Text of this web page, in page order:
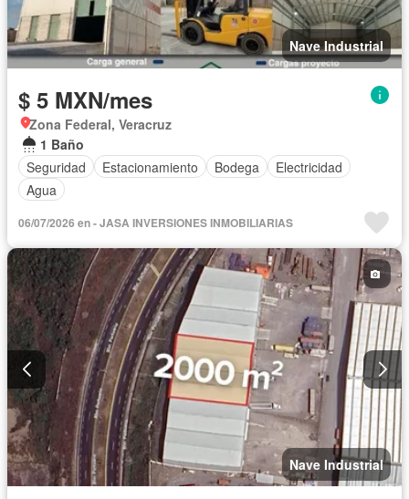
Nave Industrial
$ 5 MXN/mes
Zona Federal, Veracruz
1 Baño
Seguridad
Estacionamiento Bodega
Electricidad
Agua
06/07/2026 en - JASA INVERSIONES INMOBILIARIAS
Nave Industrial